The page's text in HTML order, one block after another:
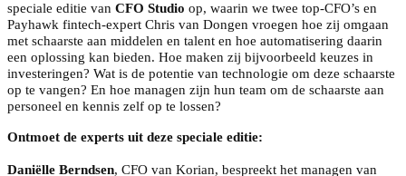
speciale editie van CFO Studio op, waarin we twee top-CFO’s en
Payhawk fintech-expert Chris van Dongen vroegen hoe zij omgaan
met schaarste aan middelen en talent en hoe automatisering daarin
een oplossing kan bieden. Hoe maken zij bijvoorbeeld keuzes in
investeringen? Wat is de potentie van technologie om deze schaarste
op te vangen? En hoe managen zijn hun team om de schaarste aan
personeel en kennis zelf op te lossen?
Ontmoet de experts uit deze speciale editie:
Daniëlle Berndsen, CFO van Korian, bespreekt het managen van